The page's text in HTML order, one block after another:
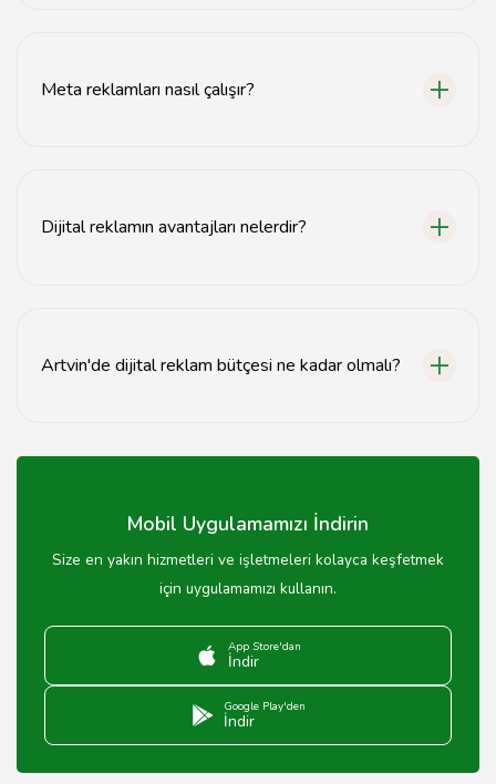
Meta reklamları nasıl çalışır?
Dijital reklamın avantajları nelerdir?
Artvin'de dijital reklam bütçesi ne kadar olmalı?
bağlı olarak değişir; genellikle aylık 1000 TL'den
Mobil Uygulamamızı İndirin
Size en yakın hizmetleri ve işletmeleri kolayca keşfetmek
için uygulamamızı kullanın.
App Store'dan
İndir
Google Play'den
İndir